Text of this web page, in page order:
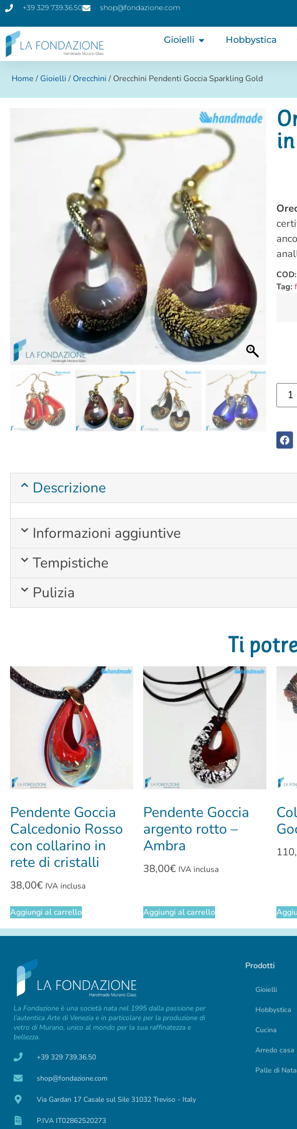
+39 329 739.36.50 shop@fondazione.com
Gioielli Hobbystica
Home / Gioielli / Orecchini / Orecchini Pendenti Goccia Sparkling Gold
COD:
Tag:
Descrizione
Informazioni aggiuntive
Tempistiche
Pulizia
Ti
Pendente Goccia
Calcedonio Rosso
con collarino in
rete di cristalli
38,00€ IVA inclusa
Aggiungi al carrello
Pendente Goccia
argento rotto –
Ambra
38,00€ IVA inclusa
Aggiungi al carrello
La Fondazione è una società nata nel 1995 dalla passione per
l’autentica Arte di Venezia e in particolare per la produzione di
vetro di Murano, unico al mondo per la sua raffinatezza e
bellezza.
+39 329 739.36.50
shop@fondazione.com
Via Gardan 17 Casale sul Sile 31032 Treviso - Italy
P.IVA IT02862520273
Prodotti
Gioielli
Hobbystica
Cucina
Arredo casa
Palle di